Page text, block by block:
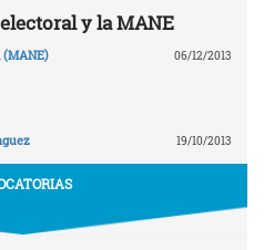
y la MANE
06/12/2013
19/10/2013